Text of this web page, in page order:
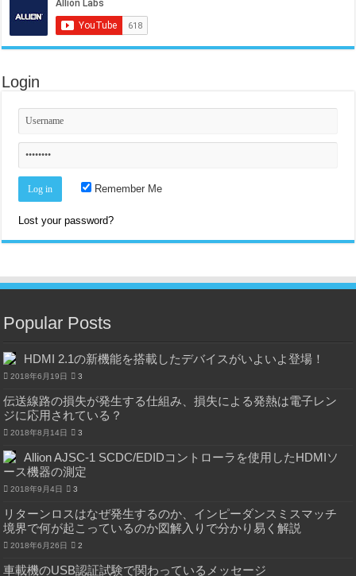
Login
Remember Me
Lost your password?
Popular Posts
HDMI 2.1の新機能を搭載したデバイスがいよいよ登場！
2018年6月19日 3
伝送線路の損失が発生する仕組み、損失による発熱は電子レン
ジに応用されている？
2018年8月14日 3
Allion AJSC-1 SCDC/EDIDコントローラを使用したHDMIソ
ース機器の測定
2018年9月4日 3
リターンロスはなぜ発生するのか、インピーダンスミスマッチ
境界で何が起こっているのか図解入りで分かり易く解説
2018年6月26日 2
車載機のUSB認証試験で関わっているメッセージ